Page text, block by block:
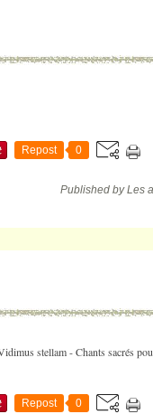
Repost 0
Published by Les
stellam - Chants sacrés
Repost 0